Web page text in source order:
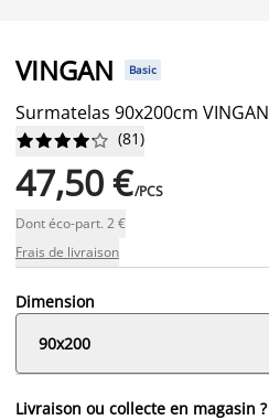
VINGAN Basic
Surmatelas 90x200cm VINGAN





 (81)
47,50 €/PCS
Dont éco-part. 2 €
Frais de livraison
Dimension
90x200
Livraison ou collecte en magasin ?